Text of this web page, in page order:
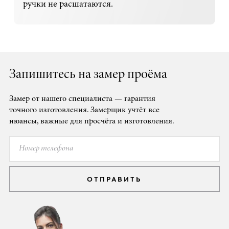
ручки не расшатаются.
Запишитесь на замер проёма
Замер от нашего специалиста — гарантия
точного изготовления. Замерщик учтёт все
нюансы, важные для просчёта и изготовления.
ОТПРАВИТЬ